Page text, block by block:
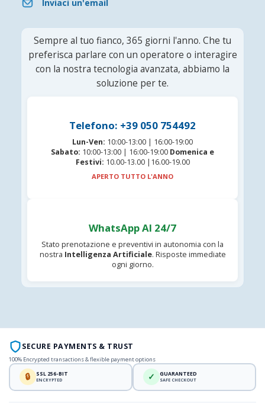
Inviaci un'email
Sempre al tuo fianco, 365 giorni l'anno. Che tu
preferisca parlare con un operatore o interagire
con la nostra tecnologia avanzata, abbiamo la
soluzione per te.
Telefono: +39 050 754492
Lun-Ven: 10:00-13:00 | 16:00-19:00
Sabato: 10:00-13:00 | 16:00-19:00 Domenica e
Festivi: 10.00-13.00 |16.00-19.00
APERTO TUTTO L'ANNO
WhatsApp AI 24/7
Stato prenotazione e preventivi in autonomia con la
nostra Intelligenza Artificiale. Risposte immediate
ogni giorno.
SECURE PAYMENTS & TRUST
100% Encrypted transactions & flexible payment options
🔒 SSL 256-BIT
ENCRYPTED ✓ GUARANTEED
SAFE CHECKOUT